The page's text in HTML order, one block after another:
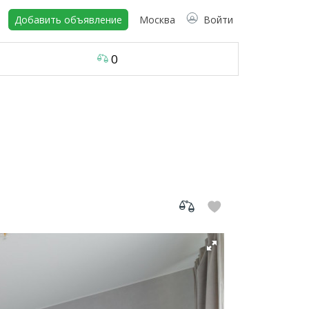
Добавить объявление Москва Войти
0